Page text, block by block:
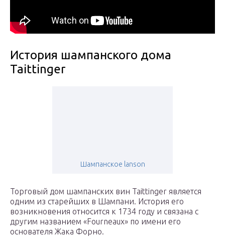
История шампанского дома
Taittinger
Шампанское lanson
Торговый дом шампанских вин Taittinger является
одним из старейших в Шампани. История его
возникновения относится к 1734 году и связана с
другим названием «Fourneaux» по имени его
основателя Жака Форно.